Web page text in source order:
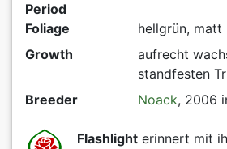
Period
Foliage
hellgrün, matt
Growth
aufrecht
standfesten
Breeder
Noack, 2006
Flashlight erinnert mit